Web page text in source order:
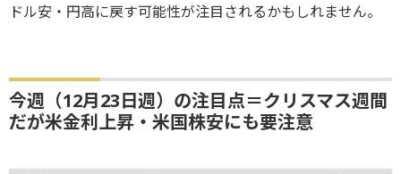
ドル安・円高に戻す可能性が注目されるかもしれません。
今週（12月23日週）の注目点＝クリスマス週間
だが米金利上昇・米国株安にも要注意